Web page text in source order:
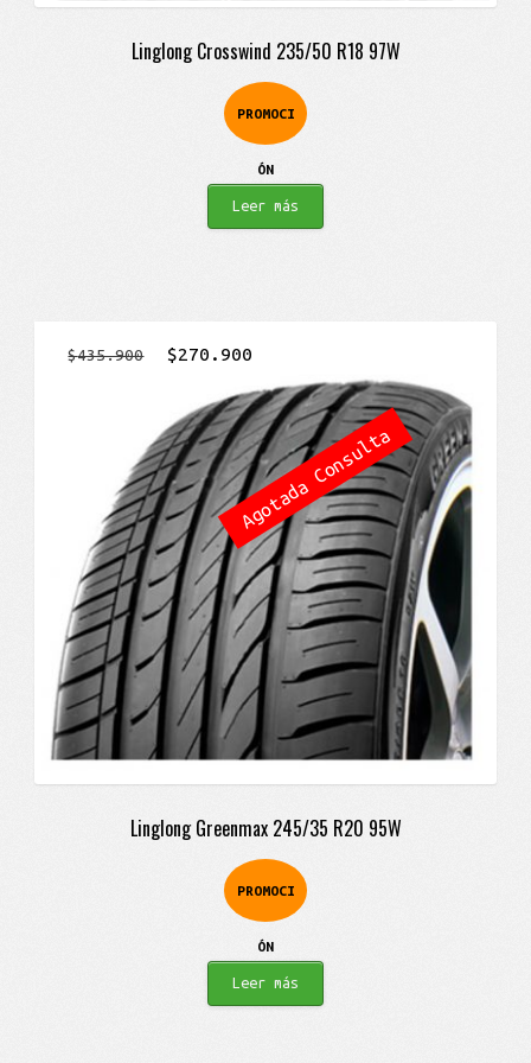
Linglong Crosswind 235/50 R18 97W
PROMOCI
ÓN
Leer más
Linglong Greenmax 245/35 R20 95W
PROMOCI
ÓN
$435.900
El
original
era:
$435.900.
$270.900
precio
actual
es:
$270.900.
Leer más
Agotada Consulta